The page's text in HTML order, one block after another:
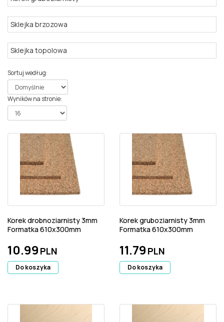
Sklejka brzozowa
Sklejka topolowa
Sortuj według:
Wyników na stronie:
Korek drobnoziarnisty 3mm
Formatka 610x300mm
10.99 PLN
Do koszyka
Korek gruboziarnisty 3mm
Formatka 610x300mm
11.79 PLN
Do koszyka